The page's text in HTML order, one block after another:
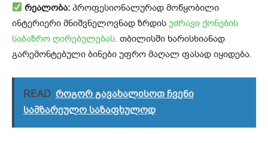
რეალობა: პროფესიონალურად მოწყობილი
ინტერიერი მნიშვნელოვნად ზრდის უძრავი ქონების
საბაზრო ღირებულებას. თბილისში ხარისხიანად
გარემონტებული ბინები უფრო მაღალ ფასად იყიდება.
READ როგორ გავახალისოთ ჩვენი
სამზარეულო საზაფხულოდ